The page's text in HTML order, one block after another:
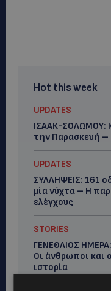
Hot this week
UPDATES
ΙΣΑΑΚ-ΣΟΛΩΜΟΥ:
την Παρασκευή –
UPDATES
ΣΥΛΛΗΨΕΙΣ: 161
μία νύχτα – Η
ελέγχους
STORIES
ΓΕΝΕΘΛΙΟΣ
Οι άνθρωποι και
ιστορία